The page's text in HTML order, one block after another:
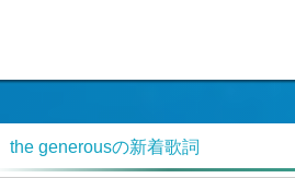
the generousの新着歌詞